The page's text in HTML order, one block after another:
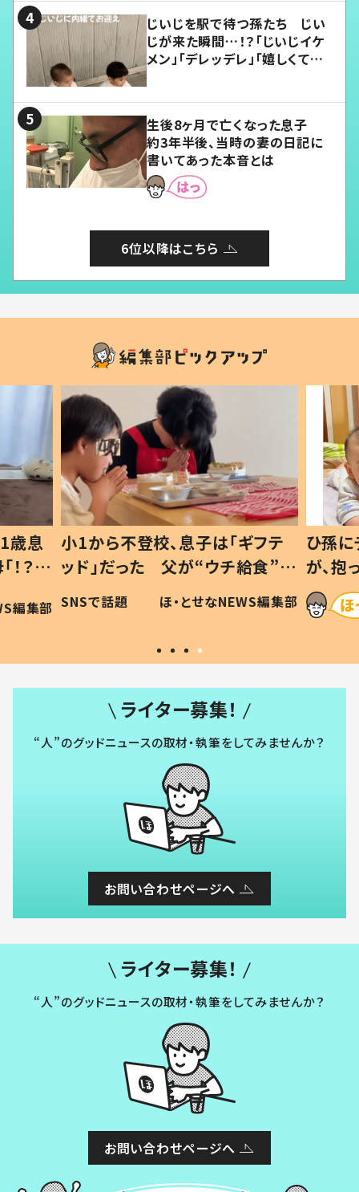
じいじを駅で待つ孫たち じい
じが来た瞬間…！？「じいじイケ
メン」「デレッデレ」「嬉しくて可
生後8ヶ月で亡くなった息子
約3年半後、当時の妻の日記に
書いてあった本音とは
6位以降はこちら
歳息
？」
編集部
小1から不登校、息子は「ギフテ
ッド」だった 父が“ウチ給食”を
作り続ける理由とは #令和の親
#令和の子
SNSで話題 ほ・とせなNEWS編集部
ひ孫
が、
「涙が
い」
ライター募集！
“人”のグッドニュースの取材・執筆をしてみませんか？
お問い合わせページへ
ライター募集！
“人”のグッドニュースの取材・執筆をしてみませんか？
お問い合わせページへ